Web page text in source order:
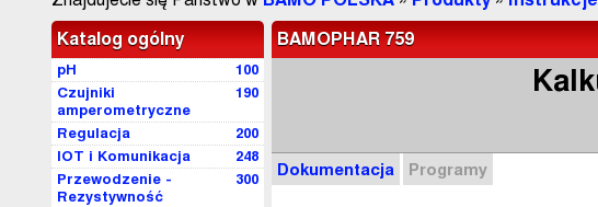
Katalog ogólny
100
pH
190
Czujniki
amperometryczne
200
Regulacja
248
IOT i Komunikacja
300
Przewodzenie -
Rezystywność
BAMOPHAR 759
Dokumentacja Programy